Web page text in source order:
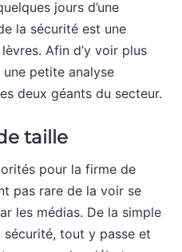
jours d’une
la sécurité est une
Afin d’y voir plus
petite analyse
deux géants du secteur.
taille
pour la firme de
pas rare de la voir se
les médias. De la simple
tout y passe et